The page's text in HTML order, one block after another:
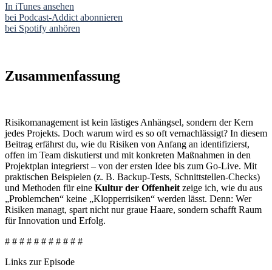
In iTunes ansehen
bei Podcast-Addict abonnieren
bei Spotify anhören
Zusammenfassung
Risikomanagement ist kein lästiges Anhängsel, sondern der Kern
jedes Projekts. Doch warum wird es so oft vernachlässigt? In diesem
Beitrag erfährst du, wie du Risiken von Anfang an identifizierst,
offen im Team diskutierst und mit konkreten Maßnahmen in den
Projektplan integrierst – von der ersten Idee bis zum Go-Live. Mit
praktischen Beispielen (z. B. Backup-Tests, Schnittstellen-Checks)
und Methoden für eine Kultur der Offenheit zeige ich, wie du aus
„Problemchen“ keine „Klopperrisiken“ werden lässt. Denn: Wer
Risiken managt, spart nicht nur graue Haare, sondern schafft Raum
für Innovation und Erfolg.
# # # # # # # # # # #
Links zur Episode